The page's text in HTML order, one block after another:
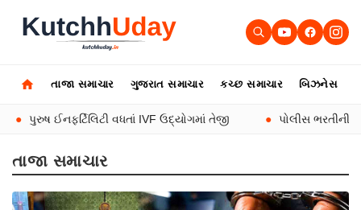
તાજા સમાચાર ગુજરાત સમાચાર કચ્છ સમાચાર બિઝનેસ
વધતાં IVF ઉદ્યોગમાં તેજી ● પોલીસ ભરતીની લેખિત
તાજા સમાચાર